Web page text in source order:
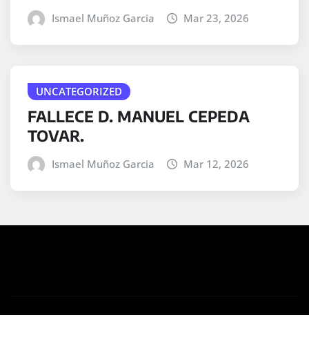
Ismael Muñoz Garcia Mar 23, 2026
UNCATEGORIZED
FALLECE D. MANUEL CEPEDA
TOVAR.
Ismael Muñoz Garcia Mar 12, 2026